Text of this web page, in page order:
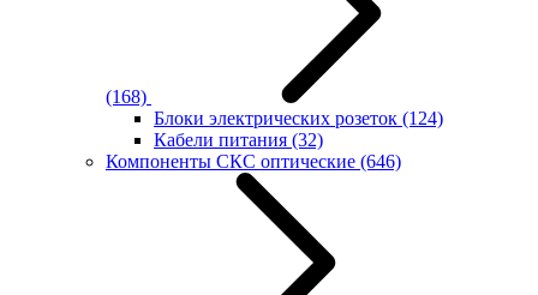
(168)
Блоки электрических розеток (124)
Кабели питания (32)
Компоненты СКС оптические (646)